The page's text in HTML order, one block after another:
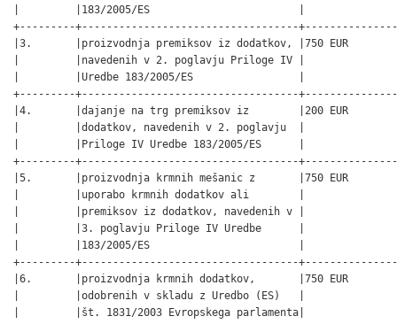
|         |183/2005/ES                        |
+---------+-----------------------------------
|3.       |proizvodnja premiksov iz dodatkov, |750 EUR
|         |navedenih v 2. poglavju Priloge IV |
|         |Uredbe 183/2005/ES                 |
+---------+-----------------------------------
|4.       |dajanje na trg premiksov iz        |200 EUR
|         |dodatkov, navedenih v 2. poglavju  |
|         |Priloge IV Uredbe 183/2005/ES      |
+---------+-----------------------------------
|5.       |proizvodnja krmnih mešanic z       |750 EUR
|         |uporabo krmnih dodatkov ali        |
|         |premiksov iz dodatkov, navedenih v |
|         |3. poglavju Priloge IV Uredbe      |
|         |183/2005/ES                        |
+---------+-----------------------------------
|6.       |proizvodnja krmnih dodatkov,       |750 EUR
|         |odobrenih v skladu z Uredbo (ES)   |
|         |št. 1831/2003 Evropskega parlamenta|